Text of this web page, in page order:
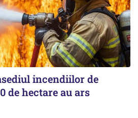
incendiilor de
de hectare au ars